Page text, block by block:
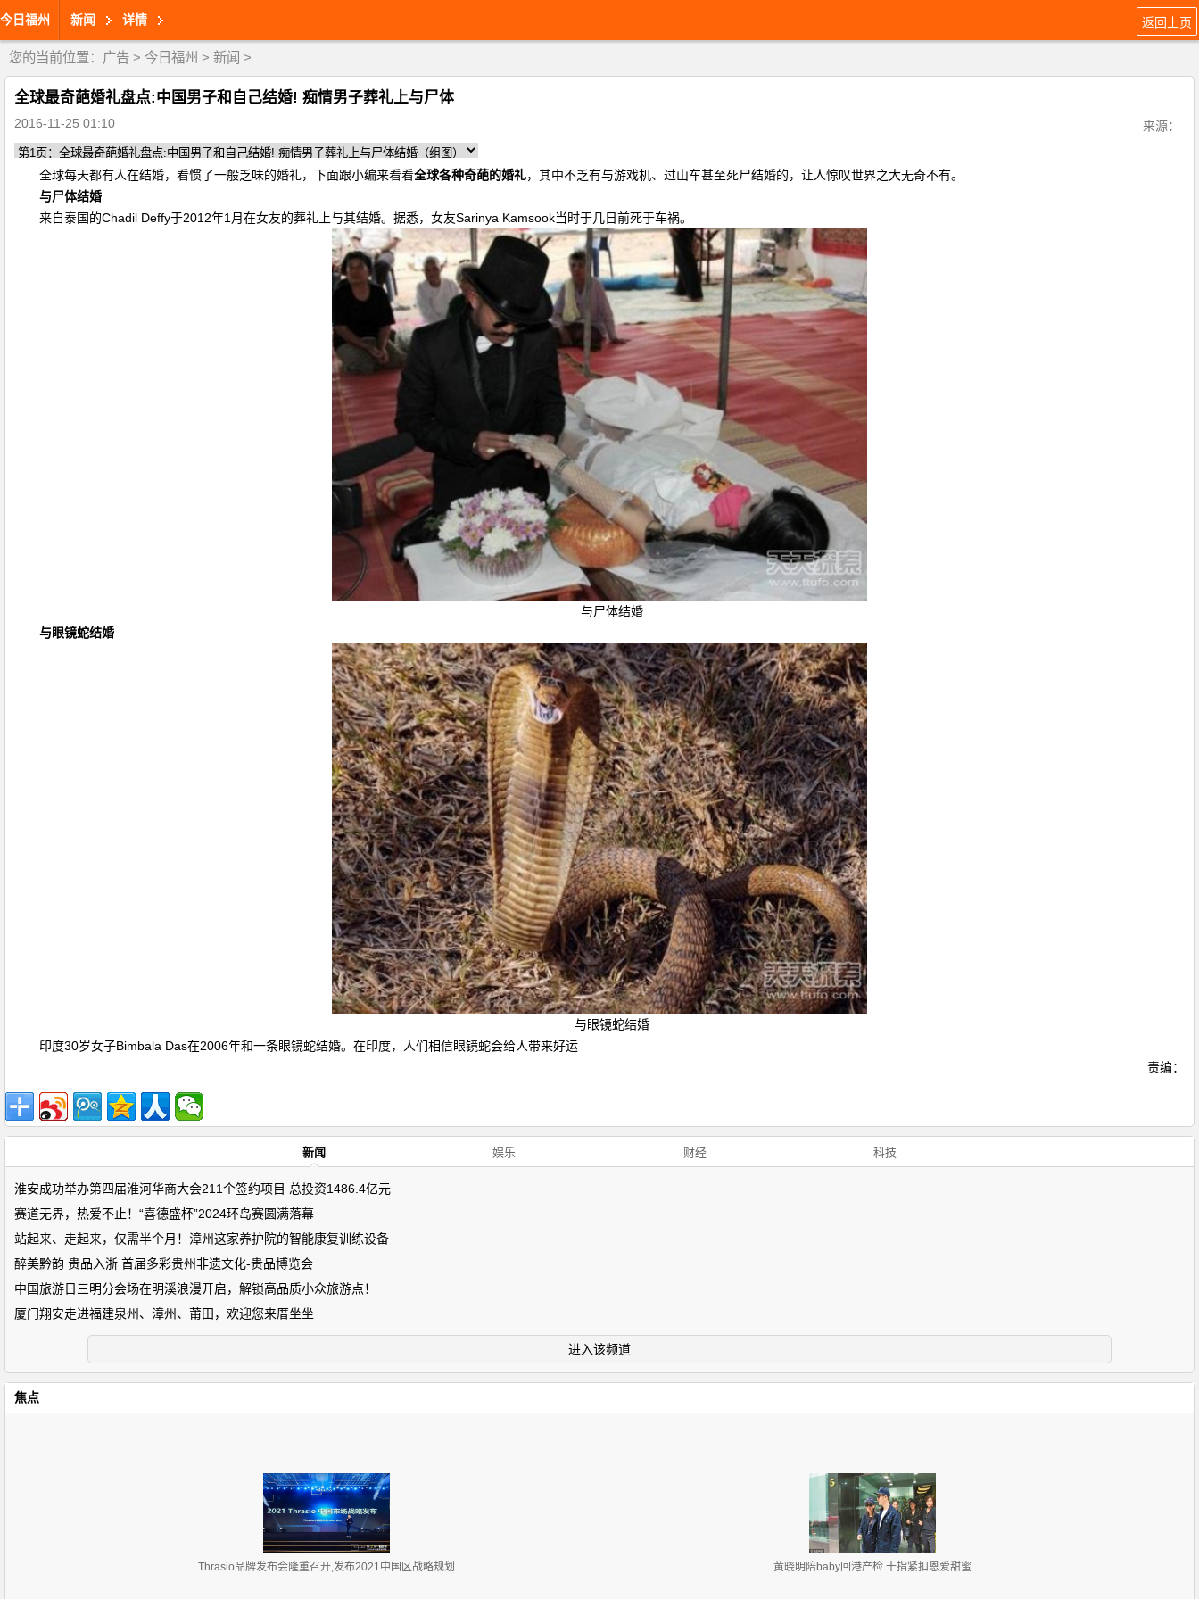
今日福州 新闻 详情 返回上页
您的当前位置： 广告 > 今日福州 > 新闻 >
全球最奇葩婚礼盘点:中国男子和自己结婚! 痴情男子葬礼上与尸体
2016-11-25 01:10 来源：
全球每天都有人在结婚，看惯了一般乏味的婚礼，下面跟小编来看看全球各种奇葩的婚礼，其中不乏有与游戏机、过山车甚至死尸结婚的，让人惊叹世界之大无奇不有。
与尸体结婚
来自泰国的Chadil Deffy于2012年1月在女友的葬礼上与其结婚。据悉，女友Sarinya Kamsook当时于几日前死于车祸。
与尸体结婚
与眼镜蛇结婚
与眼镜蛇结婚
印度30岁女子Bimbala Das在2006年和一条眼镜蛇结婚。在印度，人们相信眼镜蛇会给人带来好运
责编：
新闻 娱乐 财经 科技
淮安成功举办第四届淮河华商大会211个签约项目 总投资1486.4亿元
赛道无界，热爱不止！“喜德盛杯”2024环岛赛圆满落幕
站起来、走起来，仅需半个月！漳州这家养护院的智能康复训练设备
醉美黔韵 贵品入浙 首届多彩贵州非遗文化-贵品博览会
中国旅游日三明分会场在明溪浪漫开启，解锁高品质小众旅游点！
厦门翔安走进福建泉州、漳州、莆田，欢迎您来厝坐坐
进入该频道
焦点
Thrasio品牌发布会隆重召开,发布2021中国区战略规划 黄晓明陪baby回港产检 十指紧扣恩爱甜蜜